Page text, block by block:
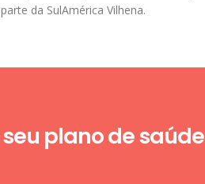
da SulAmérica Vilhena.
plano de saúde